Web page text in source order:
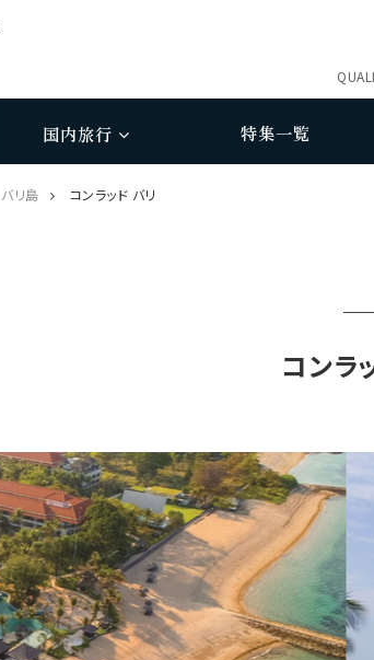
国内旅行 特集一覧
バリ島 コンラッド バリ
コンラ